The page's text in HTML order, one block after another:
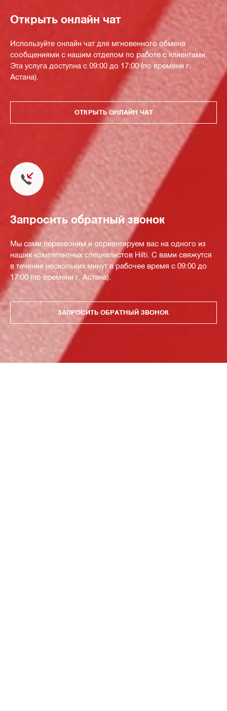
Открыть онлайн чат
Используйте онлайн чат для мгновенного обмена
сообщениями с нашим отделом по работе с клиентами.
Эта услуга доступна с 09:00 до 17:00 (по времени г.
Астана).
ОТКРЫТЬ ОНЛАЙН ЧАТ
Запросить обратный звонок
Мы сами перезвоним и сориентируем вас на одного из
наших компетентных специалистов Hilti. С вами свяжутся
в течение нескольких минут в рабочее время с 09:00 до
17:00 (по времени г. Астана).
ЗАПРОСИТЬ ОБРАТНЫЙ ЗВОНОК